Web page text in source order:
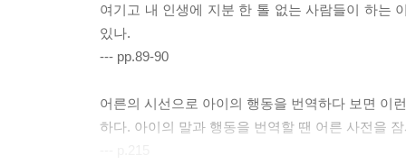
여기고 내 인생에 지분 한 톨 없는 사람들이 하는
있나.
--- pp.89-90
어른의 시선으로 아이의 행동을 번역하다 보면 이
하다. 아이의 말과 행동을 번역할 땐 어른 사전을